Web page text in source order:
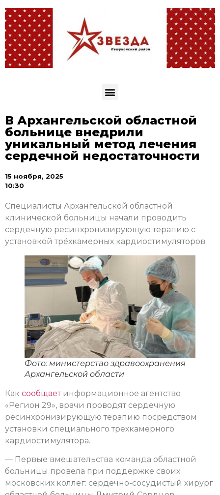
В Архангельской областной
больнице внедрили
уникальный метод лечения
сердечной недостаточности
15 ноября, 2025
10:30
Специалисты Архангельской областной
клинической больницы начали проводить
сердечную ресинхронизирующую терапию с
установкой трёхкамерных кардиостимуляторов.
Фото: министерство здравоохранения
Архангельской области
Как сообщает информационное агентство
«Регион 29», врачи проводят сердечную
ресинхронизирующую терапию посредством
установки специального трехкамерного
кардиостимулятора.
— Первые вмешательства команда областной
больницы провела при поддержке своих
московских коллег: сердечно-сосудистый хирург